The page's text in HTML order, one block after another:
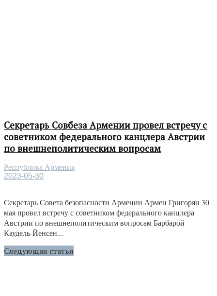
Секретарь Совбеза Армении провел встречу с
советником федерального канцлера Австрии
по внешнеполитическим вопросам
Республика Армения
2023-05-30
Секретарь Совета безопасности Армении Армен Григорян 30
мая провел встречу с советником федерального канцлера
Австрии по внешнеполитическим вопросам Барбарой
Каудель-Йенсен...
Следующая статья